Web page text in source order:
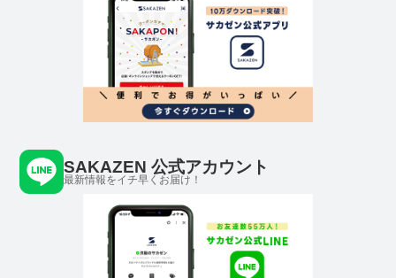
SAKAZEN 公式アカウント
最新情報をイチ早くお届け！